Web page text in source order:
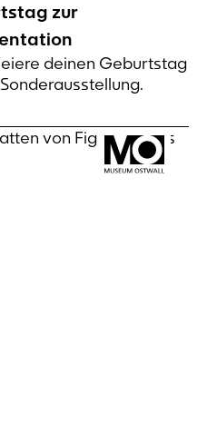
zur
deinen Geburtstag